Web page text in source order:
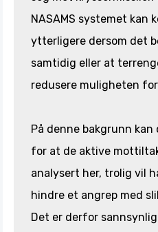
NASAMS systemet kan
ytterligere dersom det
samtidig eller at
redusere muligheten
På denne bakgrunn
for at de aktive
analysert her, trolig vil
hindre et angrep med
Det er derfor